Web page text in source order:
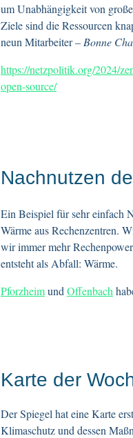
um Unabhängigkeit von
Ziele sind die Ressourcen
neun Mitarbeiter – Bonne
https://netzpolitik.org/2024/
open-source/
Nachnutzen
Ein Beispiel für sehr einfach
Wärme aus Rechenzentren.
wir immer mehr
entsteht als Abfall: Wärme.
Pforzheimund Offenbach
Karte der
Der Spiegel hat eine Karte
Klimaschutz und dessen